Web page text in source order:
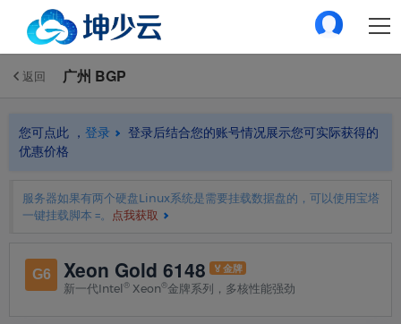
返回 广州 BGP
您可点此 ， 登录
登录后结合您的账号情况展示您可实际获得的
优惠价格
服务器如果有两个硬盘Linux系统是需要挂载数据盘的，可以使用宝塔
一键挂载脚本 =。
点我获取
G6 Xeon Gold 6148 🏅金牌
新一代Intel ® Xeon®金牌系列，多核性能强劲